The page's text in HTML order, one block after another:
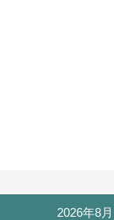
2026年8月